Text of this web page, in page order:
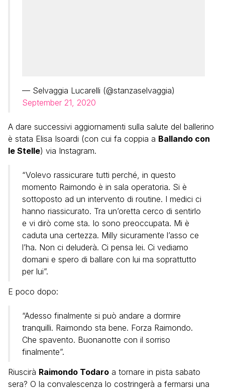
— Selvaggia Lucarelli (@stanzaselvaggia)
September 21, 2020
A dare successivi aggiornamenti sulla salute del ballerino
è stata Elisa Isoardi (con cui fa coppia a Ballando con
le Stelle) via Instagram.
“Volevo rassicurare tutti perché, in questo
momento Raimondo è in sala operatoria. Si è
sottoposto ad un intervento di routine. I medici ci
hanno riassicurato. Tra un’oretta cerco di sentirlo
e vi dirò come sta. Io sono preoccupata. Mi è
caduta una certezza. Milly sicuramente l’asso ce
l’ha. Non ci deluderà. Ci pensa lei. Ci vediamo
domani e spero di ballare con lui ma soprattutto
per lui”.
E poco dopo:
“Adesso finalmente si può andare a dormire
tranquilli. Raimondo sta bene. Forza Raimondo.
Che spavento. Buonanotte con il sorriso
finalmente”.
Riuscirà Raimondo Todaro a tornare in pista sabato
sera? O la convalescenza lo costringerà a fermarsi una